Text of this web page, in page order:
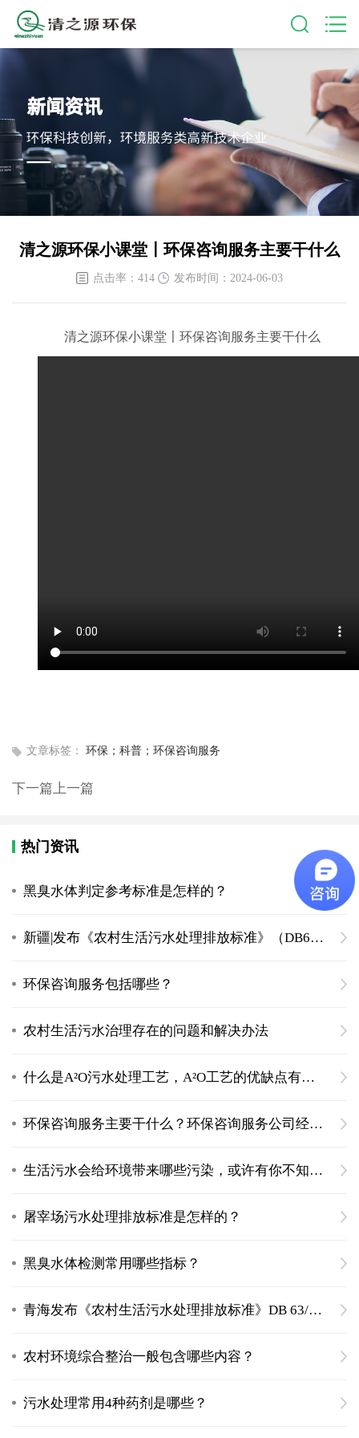
清之源环保小课堂〡环保咨询服务主要干什么
点击率：414 发布时间：2024-06-03
清之源环保小课堂〡环保咨询服务主要干什么
文章标签： 环保；科普；环保咨询服务
下一篇 上一篇
热门资讯
黑臭水体判定参考标准是怎样的？
新疆|发布《农村生活污水处理排放标准》（DB65 4275-2019）
环保咨询服务包括哪些？
农村生活污水治理存在的问题和解决办法
什么是A²O污水处理工艺，A²O工艺的优缺点有什么
环保咨询服务主要干什么？环保咨询服务公司经营范围
生活污水会给环境带来哪些污染，或许有你不知道的危害
屠宰场污水处理排放标准是怎样的？
黑臭水体检测常用哪些指标？
青海发布《农村生活污水处理排放标准》DB 63/T 1777—2020
农村环境综合整治一般包含哪些内容？
污水处理常用4种药剂是哪些？